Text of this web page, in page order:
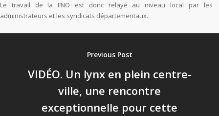
Le travail de la FNO est donc relayé au niveau local par les
administrateurs et les syndicats départementaux.
Previous Post
VIDÉO. Un lynx en plein centre-
ville, une rencontre
exceptionnelle pour cette